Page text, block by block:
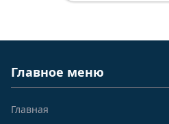
Главное меню
Главная